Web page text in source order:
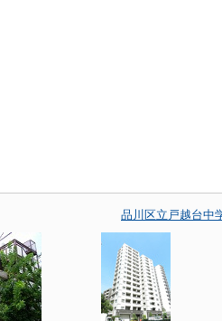
品川区立戸越台中